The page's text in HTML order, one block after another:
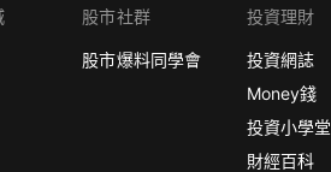
股市社群
股市爆料同學會
投資理財
投資網誌
Money錢
投資小學堂
財經百科